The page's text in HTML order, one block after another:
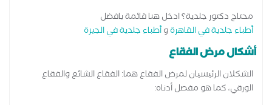
محتاج دكتور جلدية؟ ادخل هنا قائمة بافضل
أطباء جلدية في القاهرةوأطباء جلدية في الجيزة
أشكال مرض الفقاع
الشكلان الرئيسيان لمرض الفقاع هما: الفقاع الشائع والفقاع
الورقي، كما هو مفصل أدناه: